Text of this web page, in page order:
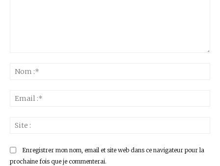
Enregistrer mon nom, email et site web dans ce navigateur pour la
prochaine fois que je commenterai.